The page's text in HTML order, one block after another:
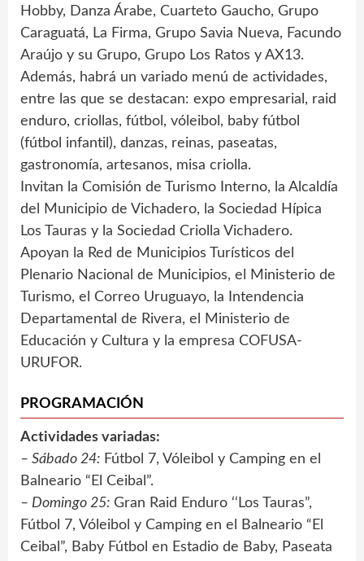
Hobby, Danza Árabe, Cuarteto Gaucho, Grupo
Caraguatá, La Firma, Grupo Savia Nueva, Facundo
Araújo y su Grupo, Grupo Los Ratos y AX13.
Además, habrá un variado menú de actividades,
entre las que se destacan: expo empresarial, raid
enduro, criollas, fútbol, vóleibol, baby fútbol
(fútbol infantil), danzas, reinas, paseatas,
gastronomía, artesanos, misa criolla.
Invitan la Comisión de Turismo Interno, la Alcaldía
del Municipio de Vichadero, la Sociedad Hípica
Los Tauras y la Sociedad Criolla Vichadero.
Apoyan la Red de Municipios Turísticos del
Plenario Nacional de Municipios, el Ministerio de
Turismo, el Correo Uruguayo, la Intendencia
Departamental de Rivera, el Ministerio de
Educación y Cultura y la empresa COFUSA-
URUFOR.
PROGRAMACIÓN
Actividades variadas:
– Sábado 24: Fútbol 7, Vóleibol y Camping en el
Balneario “El Ceibal”.
– Domingo 25: Gran Raid Enduro ‘‘Los Tauras”,
Fútbol 7, Vóleibol y Camping en el Balneario “El
Ceibal”, Baby Fútbol en Estadio de Baby, Paseata